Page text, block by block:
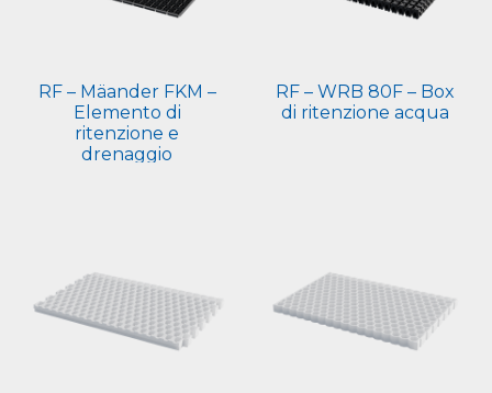
RF – Mäander FKM –
Elemento di
ritenzione e
drenaggio
RF – WRB 80F – Box
di ritenzione acqua